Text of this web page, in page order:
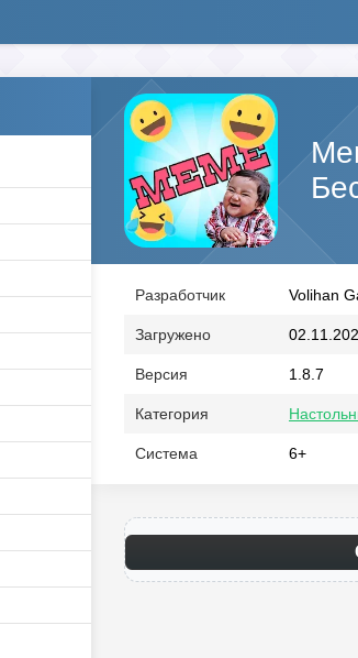
Разработчик Volihan
Загружено
Версия 1.8.7
Категория
Система 6+